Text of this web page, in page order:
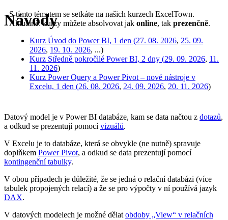
Návody
S tímto tématem se setkáte na našich kurzech ExcelTown.
Aktuálně: kurzy můžete absolvovat jak online, tak prezenčně.
Kurz Úvod do Power BI, 1 den (27. 08. 2026, 25. 09.
2026, 19. 10. 2026, ...)
Kurz Středně pokročilé Power BI, 2 dny (29. 09. 2026, 11.
11. 2026)
Kurz Power Query a Power Pivot – nové nástroje v
Excelu, 1 den (26. 08. 2026, 24. 09. 2026, 20. 11. 2026)
Datový model je v Power BI databáze, kam se data načtou z dotazů,
a odkud se prezentují pomocívizuálů.
V Excelu je to databáze, která se obvykle (ne nutně) spravuje
doplňkem Power Pivot, a odkud se data prezentují pomocí
kontingenční tabulky.
V obou případech je důležité, že se jedná o relační databázi (více
tabulek propojených relací) a že se pro výpočty v ní používá jazyk
DAX.
V datových modelech je možné dělat obdoby „View“ v relačních